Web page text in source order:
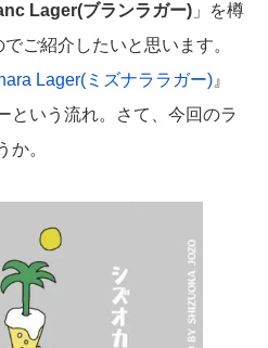
Lager(ブランラガー) 」を樽
ご紹介したいと思います。
Lager(ミズナララガー) 』
という流れ。さて、今回のラ
か。